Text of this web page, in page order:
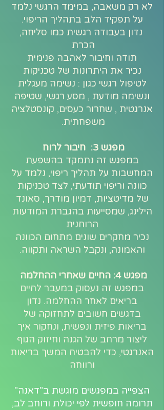
לא רק משאבה, במימד הרגשי נלמד
על תפקיד הלב בתהליך הריפוי.
נדון בעבודה רגשית כמו סליחה,
הכרת
תודה וחיבור לאהבה פנימית
נכיר את היתרונות של טכניקות
לטיפול רגשי כגון : נשימה מעגלית
ונשימה מודעת , מסע רגשי, שטיפה
אנרגטית , שחרור כעסים, קונסטלציה
משפחתית.
מפגש 3: חיבור לרוח
במפגש זה נתמקד בהשפעת
המחשבות על תהליך ריפוי, נלמד על
כוונה וריפוי תודעתי, לצד טכניקות
של מדיטציות, דמיון מודרך, סאונד
הילינג, שמסייעות בהגברת המודעות
הרוחנית
נכיר מחקרים שונים מתחום הכוונה
והאמונה, ונקבל השראה ותקווה.
מפגש 4: החיים שאחרי ההחלמה
במפגש זה נעסוק במעבר לחיים
בריאים לאחר ההחלמה. נדון
בדגשים חשובים לתחזוקה של
בריאות פיזית ונפשית, ונחקור איך
ליצור מרחב של הגנה וחיזוק הגוף
האנרגטי, כדי להבטיח המשך בריאות
ורווחה
הצפייה במפגשים מוגשת ב"דאנה"
תרומה חופשית לפי יכולת ורוחב לב,